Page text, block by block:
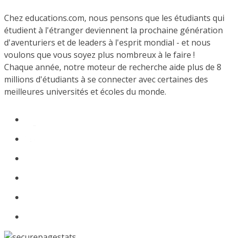
Chez educations.com, nous pensons que les étudiants qui
étudient à l'étranger deviennent la prochaine génération
d'aventuriers et de leaders à l'esprit mondial - et nous
voulons que vous soyez plus nombreux à le faire !
Chaque année, notre moteur de recherche aide plus de 8
millions d'étudiants à se connecter avec certaines des
meilleures universités et écoles du monde.